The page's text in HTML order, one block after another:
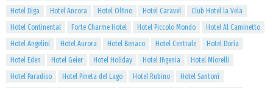
Hotel Diga
Hotel Ancora Hotel Olfino Hotel Caravel
Club Hotel la Vela
Hotel Continental
Forte Charme Hotel Hotel Piccolo Mondo
Hotel Al Caminetto
Hotel Angelini
Hotel Aurora Hotel Benaco Hotel Centrale
Hotel Doria
Hotel Eden
Hotel Geier Hotel Holiday Hotel Ifigenia
Hotel Miorelli
Hotel Paradiso
Hotel Pineta del Lago Hotel Rubino
Hotel Santoni